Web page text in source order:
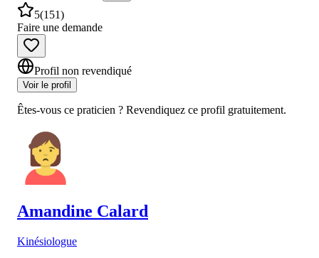
5(151)
Faire une demande
Profil non revendiqué
Voir le profil
Êtes-vous ce praticien ? Revendiquez ce profil gratuitement.
Amandine Calard
Kinésiologue